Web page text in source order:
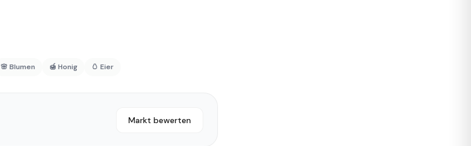
🌸 Blumen 🍯 Honig 🥚 Eier
Markt bewerten